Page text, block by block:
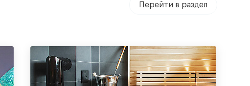
Перейти в раздел